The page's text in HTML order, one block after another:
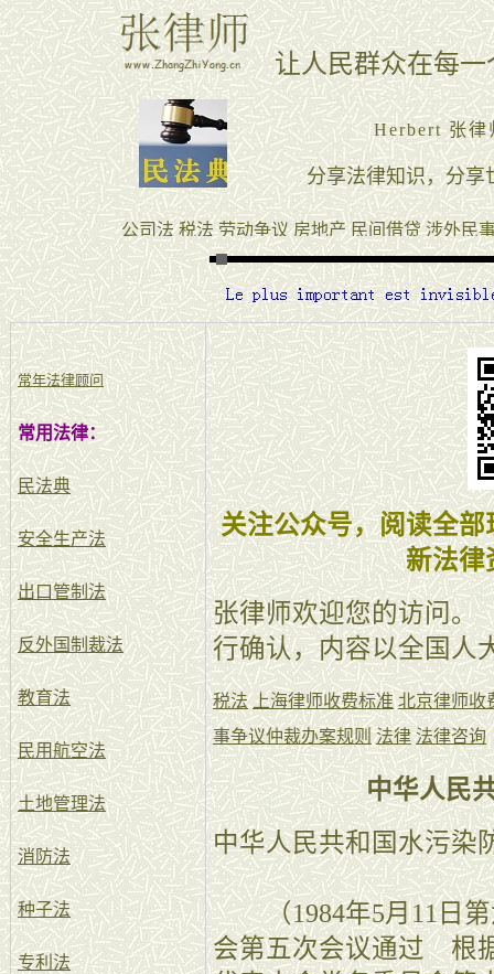
常年法律顾问
常用法律：
民法典
安全生产法
出口管制法
反外国制裁法
教育法
民用航空法
土地管理法
消防法
种子法
专利法
关注公众号，阅读全
新法律
张律师欢迎您的访问。
行确认，内容以全国人
税法 上海律师收费标准 北京律师收
事争议仲裁办案规则 法律 法律咨询
中华人民
中华人民共和国水污染
（1984年5月11日第
会第五次会议通过 根